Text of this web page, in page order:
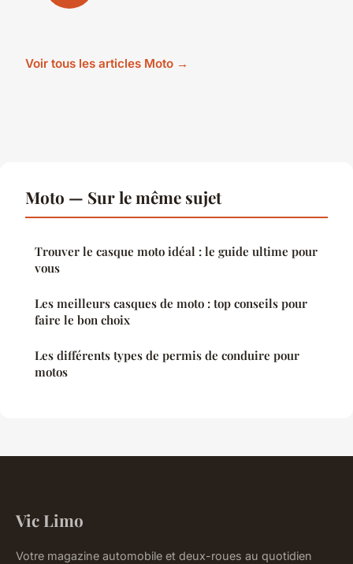
Voir tous les articles Moto →
Moto — Sur le même sujet
Trouver le casque moto idéal : le guide ultime pour
vous
Les meilleurs casques de moto : top conseils pour
faire le bon choix
Les différents types de permis de conduire pour
motos
Vic Limo
Votre magazine automobile et deux-roues au quotidien